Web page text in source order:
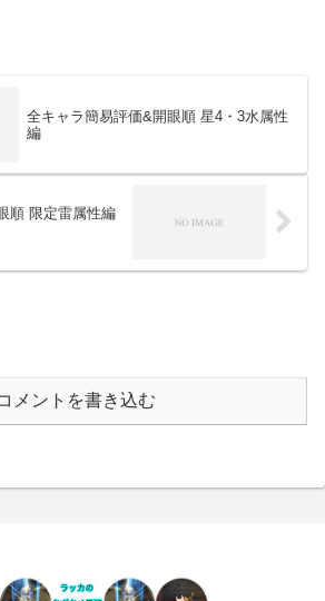
全キャラ簡易評価&開眼順 星4・3水属性
編
順 限定雷属性編
メントを書き込む